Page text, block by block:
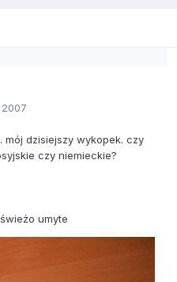
dzisiejszy wykopek. czy
czy niemieckie?
umyte